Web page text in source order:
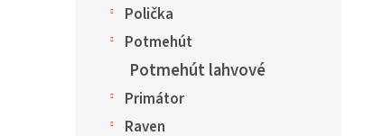
Polička
Potmehút
Potmehút lahvové
Primátor
Raven